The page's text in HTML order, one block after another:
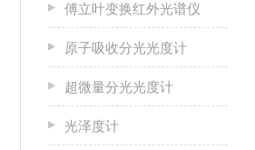
傅立叶变换红外光谱仪
原子吸收分光光度计
超微量分光光度计
光泽度计